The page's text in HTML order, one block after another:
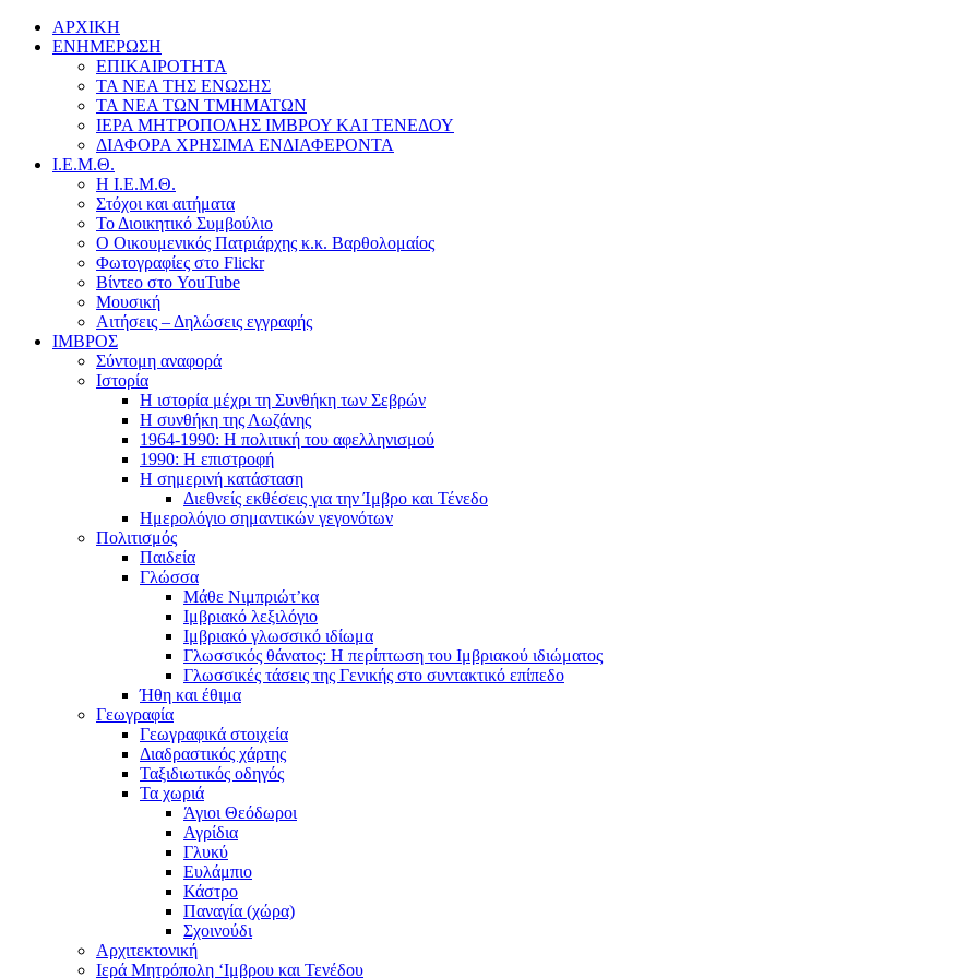
ΑΡΧΙΚΗ
ΕΝΗΜΕΡΩΣΗ
ΕΠΙΚΑΙΡΟΤΗΤΑ
ΤΑ ΝΕΑ ΤΗΣ ΕΝΩΣΗΣ
ΤΑ ΝΕΑ ΤΩΝ ΤΜΗΜΑΤΩΝ
ΙΕΡΑ ΜΗΤΡΟΠΟΛΗΣ ΙΜΒΡΟΥ ΚΑΙ ΤΕΝΕΔΟΥ
ΔΙΑΦΟΡΑ ΧΡΗΣΙΜΑ ΕΝΔΙΑΦΕΡΟΝΤΑ
Ι.Ε.Μ.Θ.
Η Ι.Ε.Μ.Θ.
Στόχοι και αιτήματα
Το Διοικητικό Συμβούλιο
Ο Οικουμενικός Πατριάρχης κ.κ. Βαρθολομαίος
Φωτογραφίες στο Flickr
Βίντεο στο YouTube
Μουσική
Αιτήσεις – Δηλώσεις εγγραφής
ΙΜΒΡΟΣ
Σύντομη αναφορά
Ιστορία
Η ιστορία μέχρι τη Συνθήκη των Σεβρών
Η συνθήκη της Λωζάνης
1964-1990: Η πολιτική του αφελληνισμού
1990: Η επιστροφή
Η σημερινή κατάσταση
Διεθνείς εκθέσεις για την Ίμβρο και Τένεδο
Ημερολόγιο σημαντικών γεγονότων
Πολιτισμός
Παιδεία
Γλώσσα
Μάθε Νιμπριώτ’κα
Ιμβριακό λεξιλόγιο
Ιμβριακό γλωσσικό ιδίωμα
Γλωσσικός θάνατος: Η περίπτωση του Ιμβριακού ιδιώματος
Γλωσσικές τάσεις της Γενικής στο συντακτικό επίπεδο
Ήθη και έθιμα
Γεωγραφία
Γεωγραφικά στοιχεία
Διαδραστικός χάρτης
Ταξιδιωτικός οδηγός
Τα χωριά
Άγιοι Θεόδωροι
Αγρίδια
Γλυκύ
Ευλάμπιο
Κάστρο
Παναγία (χώρα)
Σχοινούδι
Αρχιτεκτονική
Ιερά Μητρόπολη ‘Ιμβρου και Τενέδου